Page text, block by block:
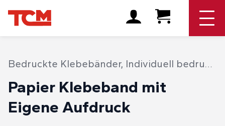
Bedruckte Klebebänder, Individuell bedruckte Bänder
Papier Klebeband mit
Eigene Aufdruck